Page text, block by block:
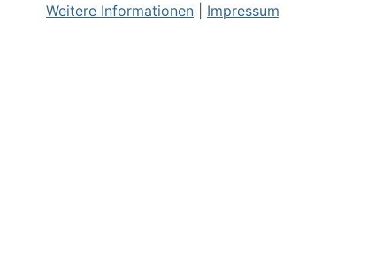
Weitere Informationen
Impressum